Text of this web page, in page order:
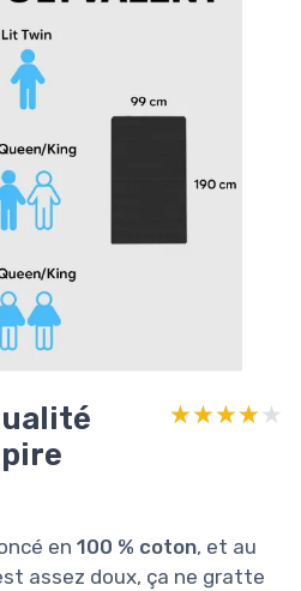
★★★★★
★★★★★
en 100 % coton, et au
assez doux, ça ne gratte